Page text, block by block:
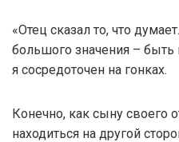
«Отец сказал то, что
большого значения – быть
я сосредоточен на гонках.
Конечно, как сыну своего
находиться на другой